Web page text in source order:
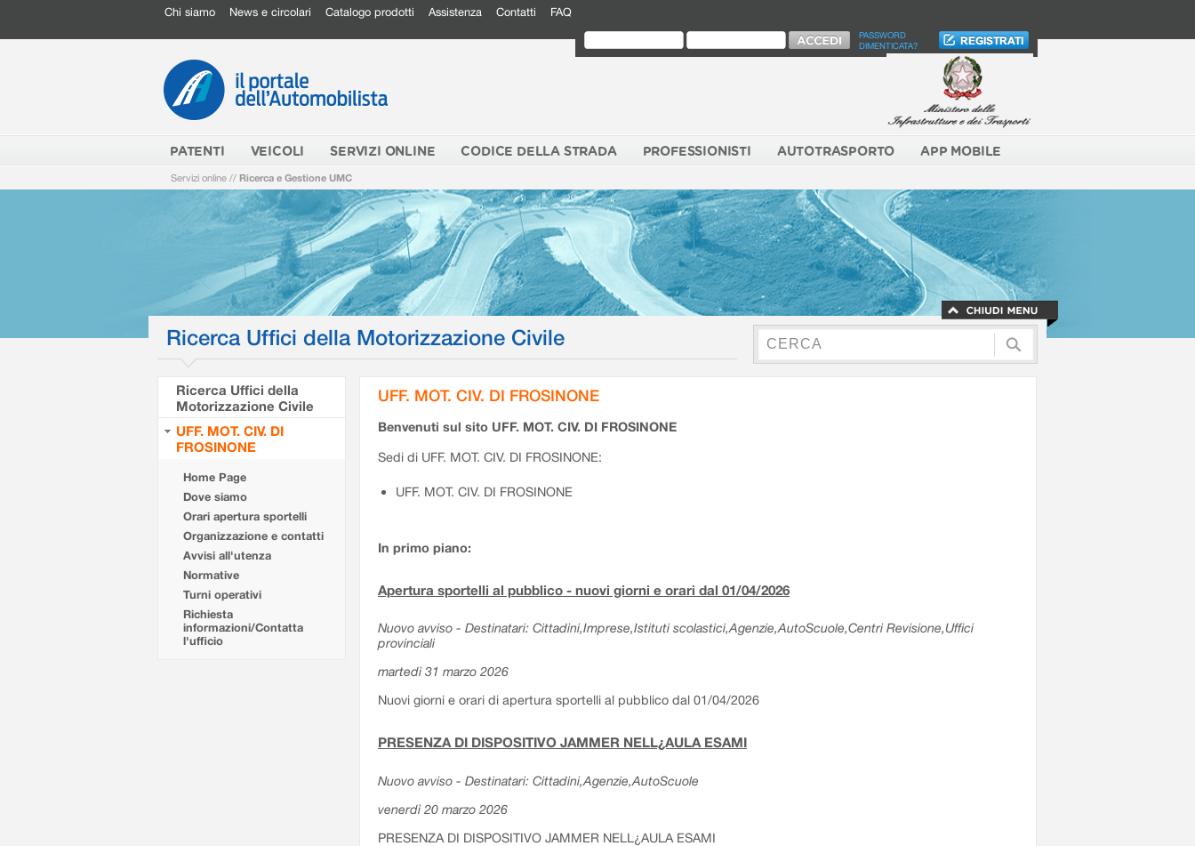
Chi siamo News e circolari Catalogo prodotti Assistenza Contatti FAQ
PASSWORD
DIMENTICATA?
PATENTI VEICOLI SERVIZI ONLINE CODICE DELLA STRADA PROFESSIONISTI AUTOTRASPORTO APP MOBILE
Servizi online // Ricerca e Gestione UMC
Ricerca Uffici della Motorizzazione Civile
Ricerca Uffici della
Motorizzazione Civile
UFF. MOT. CIV. DI
FROSINONE
Home Page
Dove siamo
Orari apertura sportelli
Organizzazione e contatti
Avvisi all'utenza
Normative
Turni operativi
Richiesta
informazioni/Contatta
l'ufficio
UFF. MOT. CIV. DI FROSINONE
Benvenuti sul sito UFF. MOT. CIV. DI FROSINONE
Sedi di UFF. MOT. CIV. DI FROSINONE:
UFF. MOT. CIV. DI FROSINONE
In primo piano:
Apertura sportelli al pubblico - nuovi giorni e orari dal 01/04/2026
Nuovo avviso - Destinatari: Cittadini,Imprese,Istituti scolastici,Agenzie,AutoScuole,Centri Revisione,Uffici
provinciali
martedì 31 marzo 2026
Nuovi giorni e orari di apertura sportelli al pubblico dal 01/04/2026
PRESENZA DI DISPOSITIVO JAMMER NELL¿AULA ESAMI
Nuovo avviso - Destinatari: Cittadini,Agenzie,AutoScuole
venerdì 20 marzo 2026
PRESENZA DI DISPOSITIVO JAMMER NELL¿AULA ESAMI